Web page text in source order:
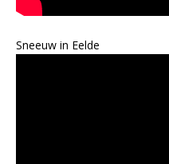
Sneeuw in Eelde